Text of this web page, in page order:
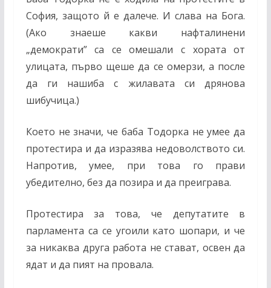
София, защото й е далече. И слава на Бога.
(Ако знаеше какви нафталинени
„демократи” са се омешали с хората от
улицата, първо щеше да се омерзи, а после
да ги нашиба с жилавата си дрянова
шибучица.)
Което не значи, че баба Тодорка не умее да
протестира и да изразява недоволството си.
Напротив, умее, при това го прави
убедително, без да позира и да преиграва.
Протестира за това, че депутатите в
парламента са се угоили като шопари, и че
за никаква друга работа не стават, освен да
ядат и да пият на провала.